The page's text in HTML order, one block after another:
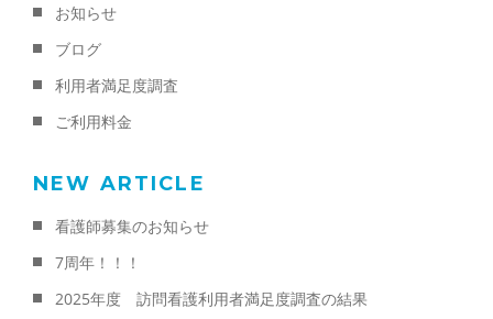
お知らせ
ブログ
利用者満足度調査
ご利用料金
NEW ARTICLE
看護師募集のお知らせ
7周年！！！
2025年度 訪問看護利用者満足度調査の結果